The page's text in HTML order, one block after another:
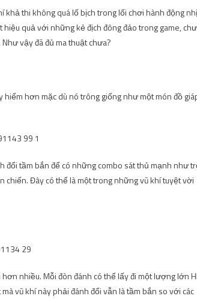
khả thi không quá lố bịch trong lối chơi hành động
quả với những kẻ địch đông đảo trong game,
vậy đã đủ ma thuật chưa?
hiểm hơn mặc dù nó trông giống như một món đồ
đổi tầm bắn để có những combo sát thủ mạnh như
chiến. Đây có thể là một trong những vũ khí tuyệt vời
nhiều. Mỗi đòn đánh có thể lấy đi một lượng lớn
vũ khí này phải đánh đổi vẫn là tầm bắn so với các